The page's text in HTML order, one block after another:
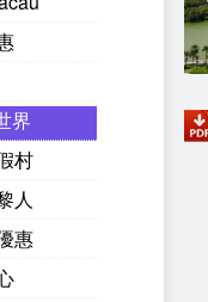
界
村
人
惠